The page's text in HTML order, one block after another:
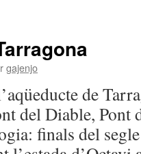
gajenjo
de
del Diable, Pont
finals del